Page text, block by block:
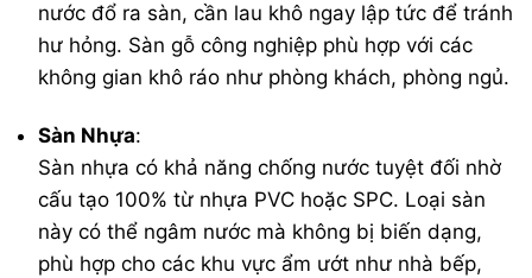
nước đổ ra sàn, cần lau khô ngay lập tức để tránh
hư hỏng. Sàn gỗ công nghiệp phù hợp với các
không gian khô ráo như phòng khách, phòng ngủ.
Sàn Nhựa:
Sàn nhựa có khả năng chống nước tuyệt đối nhờ
cấu tạo 100% từ nhựa PVC hoặc SPC. Loại sàn
này có thể ngâm nước mà không bị biến dạng,
phù hợp cho các khu vực ẩm ướt như nhà bếp,